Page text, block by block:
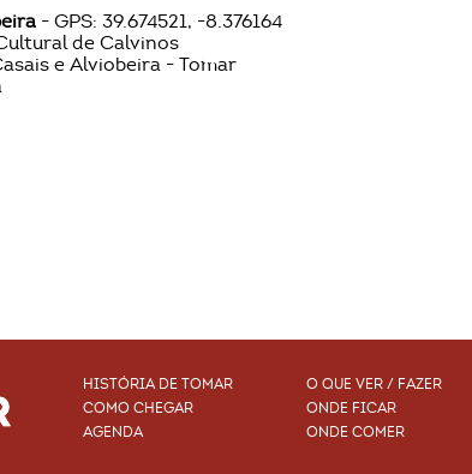
- GPS: 39.674521, -8.376164
de Calvinos
e Alviobeira - Tomar
HISTÓRIA DE TOMAR
COMO CHEGAR
AGENDA
O QUE VER / FAZER
ONDE FICAR
ONDE COMER